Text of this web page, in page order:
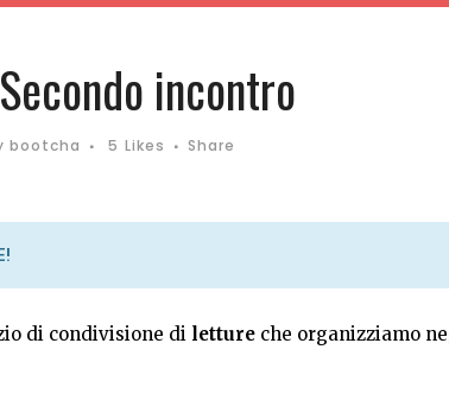
incontro
bootcha 5 Likes Share
di condivisione di letture che organizziamo